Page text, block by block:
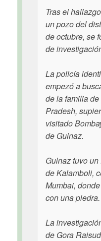
Tras el
un pozo del
de octubre, se
de
La policía
empezó a
de la familia
Pradesh,
visitado
de Gulnaz.
Gulnaz tuvo
de Kalamboli,
Mumbai,
con una piedra.
La
de Gora